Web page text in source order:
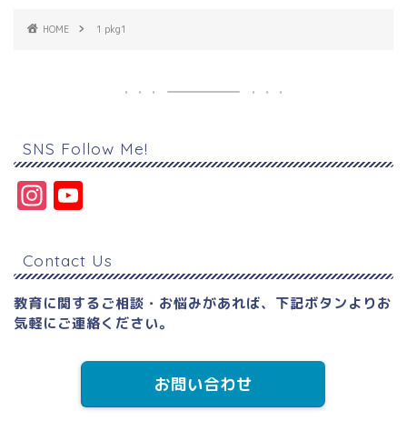
c
o
k
s
o
n
ai
HOME 1 pkg1
SNS Follow Me!
In
t
a
g
r
u
T
u
b
e
C
Contact Us
教育に関するご相談・お悩みがあれば、下記ボタンよりお
気軽にご連絡ください。
お問い合わせ